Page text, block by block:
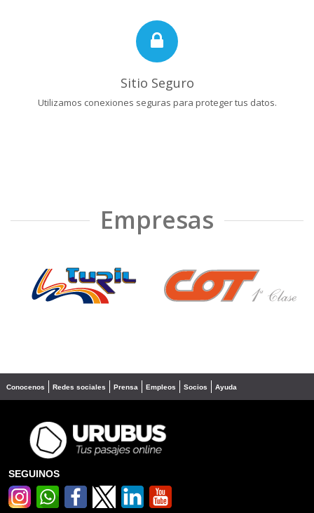
Sitio Seguro
Utilizamos conexiones seguras para proteger tus datos.
Empresas
❮ ❯
Conocenos Redes sociales Prensa Empleos Socios Ayuda
SEGUINOS